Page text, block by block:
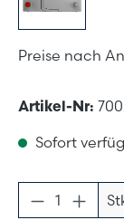
Preise nach
Artikel-Nr:
Sofort
Produkt